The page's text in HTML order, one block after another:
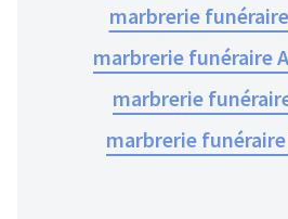
marbrerie
marbrerie funéraire
marbrerie
marbrerie